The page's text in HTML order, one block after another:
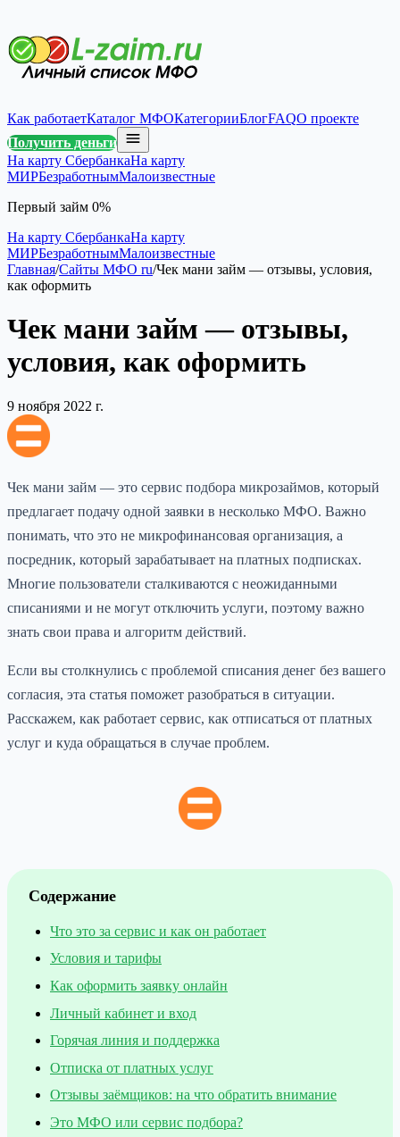
Как работаетКаталог МФОКатегорииБлогFAQО проекте
Получить деньги
На карту СбербанкаНа карту
МИРБезработнымМалоизвестные
Первый займ 0%
На карту СбербанкаНа карту
МИРБезработнымМалоизвестные
Главная/Сайты МФО ru/Чек мани займ — отзывы, условия,
как оформить
Чек мани займ — отзывы,
условия, как оформить
9 ноября 2022 г.
Чек мани займ — это сервис подбора микрозаймов, который
предлагает подачу одной заявки в несколько МФО. Важно
понимать, что это не микрофинансовая организация, а
посредник, который зарабатывает на платных подписках.
Многие пользователи сталкиваются с неожиданными
списаниями и не могут отключить услуги, поэтому важно
знать свои права и алгоритм действий.
Если вы столкнулись с проблемой списания денег без вашего
согласия, эта статья поможет разобраться в ситуации.
Расскажем, как работает сервис, как отписаться от платных
услуг и куда обращаться в случае проблем.
Содержание
Что это за сервис и как он работает
Условия и тарифы
Как оформить заявку онлайн
Личный кабинет и вход
Горячая линия и поддержка
Отписка от платных услуг
Отзывы заёмщиков: на что обратить внимание
Это МФО или сервис подбора?